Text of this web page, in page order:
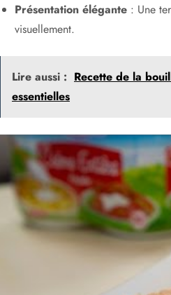
Présentation élégante : Une
visuellement.
Lire aussi : Recette de la
essentielles